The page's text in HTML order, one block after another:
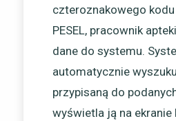
czteroznakowego
PESEL, pracownik
dane do systemu.
automatycznie
przypisaną do
wyświetla ją na ekranie